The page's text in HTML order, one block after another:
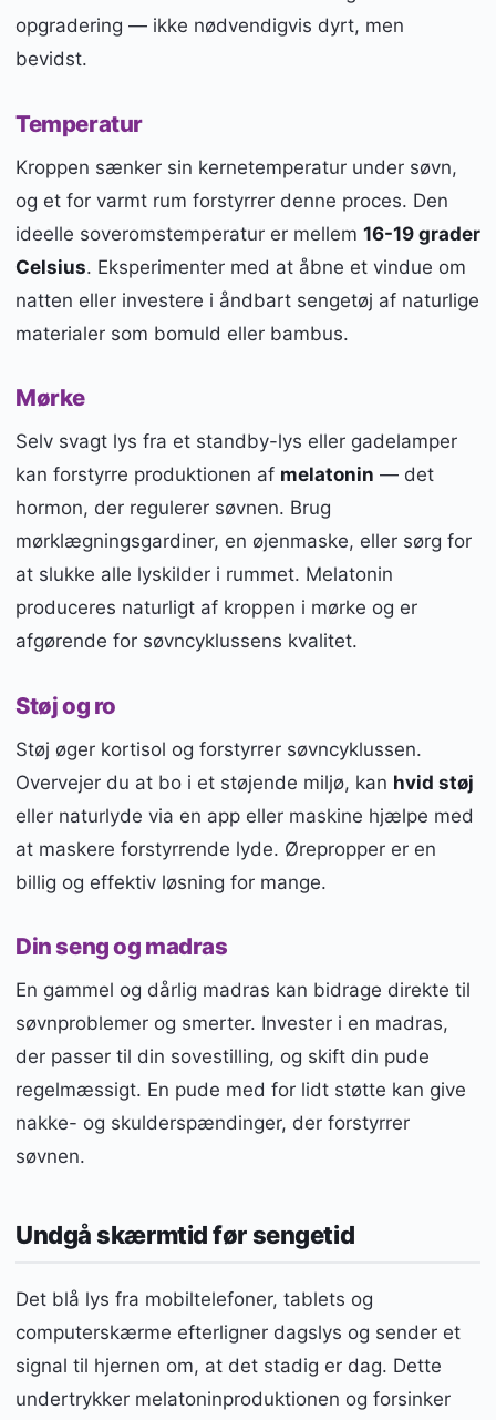
opgradering — ikke nødvendigvis dyrt, men
bevidst.
Temperatur
Kroppen sænker sin kernetemperatur under søvn,
og et for varmt rum forstyrrer denne proces. Den
ideelle soveromstemperatur er mellem 16-19 grader
Celsius. Eksperimenter med at åbne et vindue om
natten eller investere i åndbart sengetøj af naturlige
materialer som bomuld eller bambus.
Mørke
Selv svagt lys fra et standby-lys eller gadelamper
kan forstyrre produktionen af melatonin — det
hormon, der regulerer søvnen. Brug
mørklægningsgardiner, en øjenmaske, eller sørg for
at slukke alle lyskilder i rummet. Melatonin
produceres naturligt af kroppen i mørke og er
afgørende for søvncyklussens kvalitet.
Støj og ro
Støj øger kortisol og forstyrrer søvncyklussen.
Overvejer du at bo i et støjende miljø, kan hvid støj
eller naturlyde via en app eller maskine hjælpe med
at maskere forstyrrende lyde. Ørepropper er en
billig og effektiv løsning for mange.
Din seng og madras
En gammel og dårlig madras kan bidrage direkte til
søvnproblemer og smerter. Invester i en madras,
der passer til din sovestilling, og skift din pude
regelmæssigt. En pude med for lidt støtte kan give
nakke- og skulderspændinger, der forstyrrer
søvnen.
Undgå skærmtid før sengetid
Det blå lys fra mobiltelefoner, tablets og
computerskærme efterligner dagslys og sender et
signal til hjernen om, at det stadig er dag. Dette
undertrykker melatoninproduktionen og forsinker